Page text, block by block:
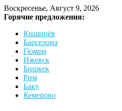
Воскресенье, Август 9, 2026
Горячие предложения:
Кишинёв
Барселона
Гюмри
Ижевск
Бишкек
Рим
Баку
Кемерово